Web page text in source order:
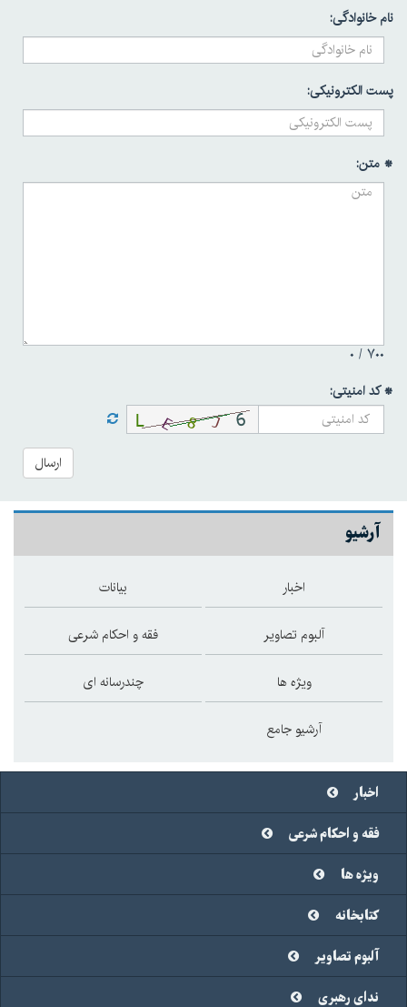
نام خانوادگی:
پست الکترونیکی:
* متن:
۷۰۰ /
۰
* کد امنیتی:
ارسال
آرشیو
اخبار بیانات
آلبوم تصاویر فقه و احکام شرعی
ویژه ها چندرسانه ای
آرشیو جامع
اخبار
فقه و احکام شرعی
ویژه ها
کتابخانه
آلبوم تصاویر
ندای رهبری